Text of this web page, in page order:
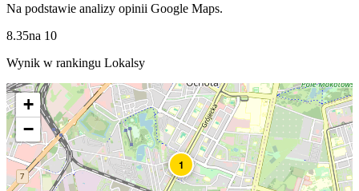
Na podstawie analizy opinii Google Maps.
8.35na 10
Wynik w rankingu Lokalsy
1
+
−